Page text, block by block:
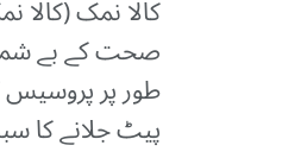
صحت کے بے
طور پر پروسیس
پیٹ جلانے کا